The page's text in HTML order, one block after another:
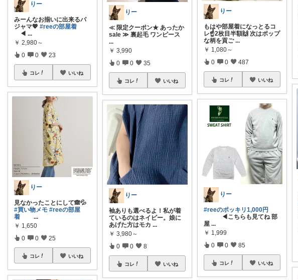
りー
みーんなお揃いに出来るパ
ジャマ💖 #reeの部屋着
◀ ...
￥ 2,980～
0 0 23
コレ いいね
りー
見なかったことにして🙈💦
#買い物メモ #reeの部屋
着
...
￥ 1,650
0 0 25
コレ いいね
りー
≪ 限定クーポン★ あったか
sale ≫ 裏起毛 ワンピース
...
￥ 3,990
0 0 35
コレ いいね
りー
袖ありも選べるよ！私が着
ているのはネイビー。娘に
あげた方はモカ ...
￥ 3,980～
0 0 8
コレ いいね
りー
もはや部屋着になっとるコ
レ☝2枚目半額🙌 次はポップ
な柄を貢ご ...
￥ 1,080～
0 0 487
コレ いいね
りー
#reeのポッキリ1,000円
◀こちらも見てね 部
屋 ...
￥ 1,999
0 0 85
コレ いいね